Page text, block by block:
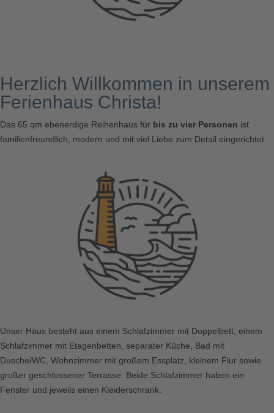
Herzlich Willkommen in unserem
Ferienhaus Christa!
Das 65 qm ebenerdige Reihenhaus für bis zu vier Personen ist
familienfreundlich, modern und mit viel Liebe zum Detail eingerichtet.
Unser Haus besteht aus einem Schlafzimmer mit Doppelbett, einem
Schlafzimmer mit Etagenbetten, separater Küche, Bad mit
Dusche/WC, Wohnzimmer mit großem Essplatz, kleinem Flur sowie
großer geschlossener Terrasse. Beide Schlafzimmer haben ein
Fenster und jeweils einen Kleiderschrank.